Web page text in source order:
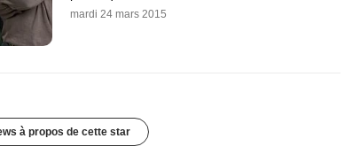
mardi 24 mars 2015
à propos de cette star